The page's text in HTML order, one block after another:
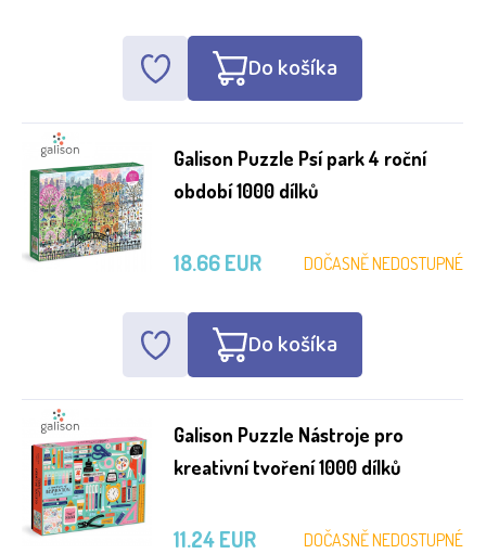
Do košíka
Galison Puzzle Psí park 4 roční
období 1000 dílků
DOČASNĚ NEDOSTUPNÉ
18.66 EUR
Do košíka
Galison Puzzle Nástroje pro
kreativní tvoření 1000 dílků
DOČASNĚ NEDOSTUPNÉ
11.24 EUR